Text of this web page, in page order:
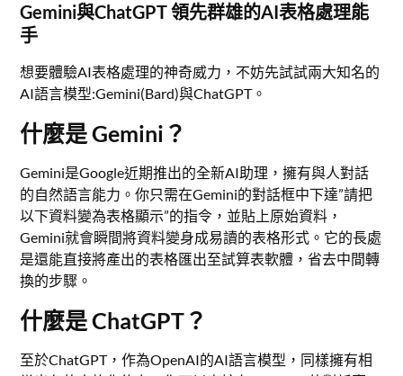
Gemini與ChatGPT 領先群雄的AI表格處理能
手
想要體驗AI表格處理的神奇威力，不妨先試試兩大知名的
AI語言模型:Gemini(Bard)與ChatGPT。
什麼是 Gemini？
Gemini是Google近期推出的全新AI助理，擁有與人對話
的自然語言能力。你只需在Gemini的對話框中下達”請把
以下資料變為表格顯示”的指令，並貼上原始資料，
Gemini就會瞬間將資料變身成易讀的表格形式。它的長處
是還能直接將產出的表格匯出至試算表軟體，省去中間轉
換的步驟。
什麼是 ChatGPT？
至於ChatGPT，作為OpenAI的AI語言模型，同樣擁有相